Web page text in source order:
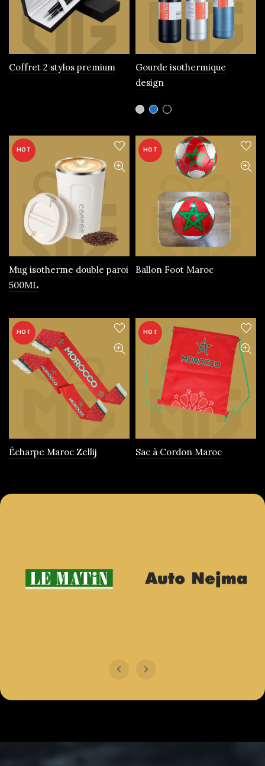
choisies
page
du
produit
Coffret 2 stylos premium
Gourde isothermique
design
Ce
produit
plusieurs
variations.
peuvent
choisies
page
du
HOT
Mug isotherme double paroi
500ML
HOT
Ballon Foot Maroc
HOT
Écharpe Maroc Zellij
HOT
Sac à Cordon Maroc